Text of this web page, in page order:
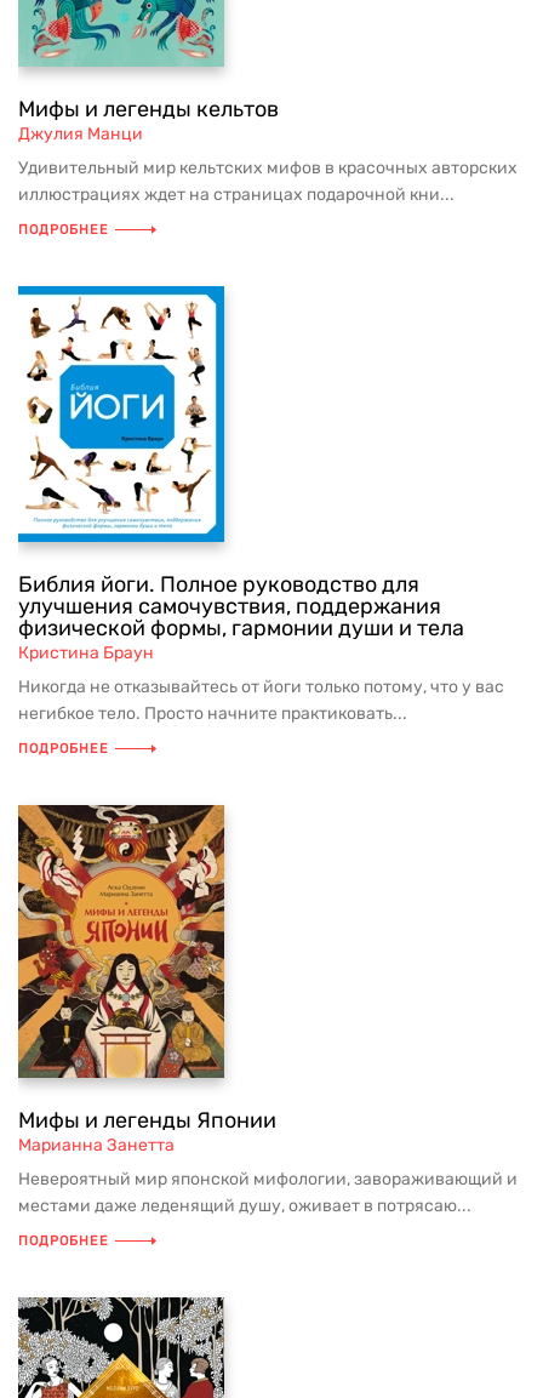
Мифы и легенды кельтов
Джулия Манци
Удивительный мир кельтских мифов в красочных авторских
иллюстрациях ждет на страницах подарочной кни...
ПОДРОБНЕЕ
Библия йоги. Полное руководство для
улучшения самочувствия, поддержания
физической формы, гармонии души и тела
Кристина Браун
Никогда не отказывайтесь от йоги только потому, что у вас
негибкое тело. Просто начните практиковать...
ПОДРОБНЕЕ
Мифы и легенды Японии
Марианна Занетта
Невероятный мир японской мифологии, завораживающий и
местами даже леденящий душу, оживает в потрясаю...
ПОДРОБНЕЕ